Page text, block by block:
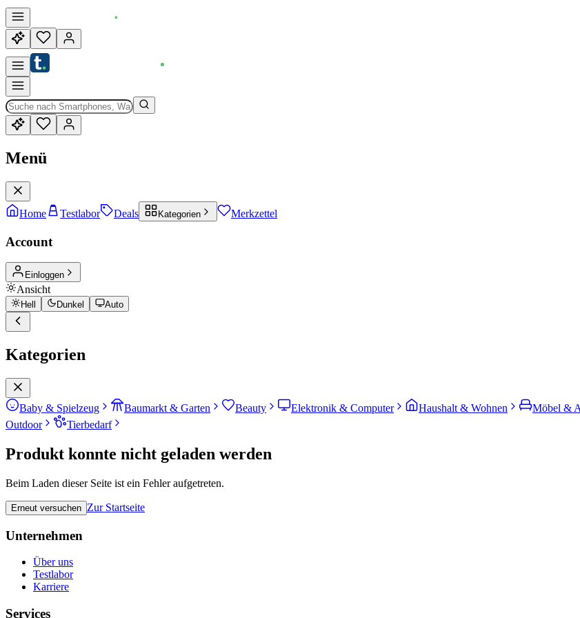
Menü
Home Testlabor Deals Kategorien Merkzettel
Account
Einloggen
Ansicht
Hell Dunkel Auto
Kategorien
Baby & Spielzeug Baumarkt & Garten Beauty Elektronik & Computer Haushalt & Wohnen Möbel &
Outdoor
Tierbedarf
Produkt konnte nicht geladen werden
Beim Laden dieser Seite ist ein Fehler aufgetreten.
Erneut versuchen Zur Startseite
Unternehmen
Über uns
Testlabor
Karriere
Services